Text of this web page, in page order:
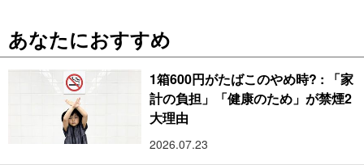
あなたにおすすめ
1箱600円がたばこのやめ時? : 「家
計の負担」「健康のため」が禁煙2
大理由
2026.07.23